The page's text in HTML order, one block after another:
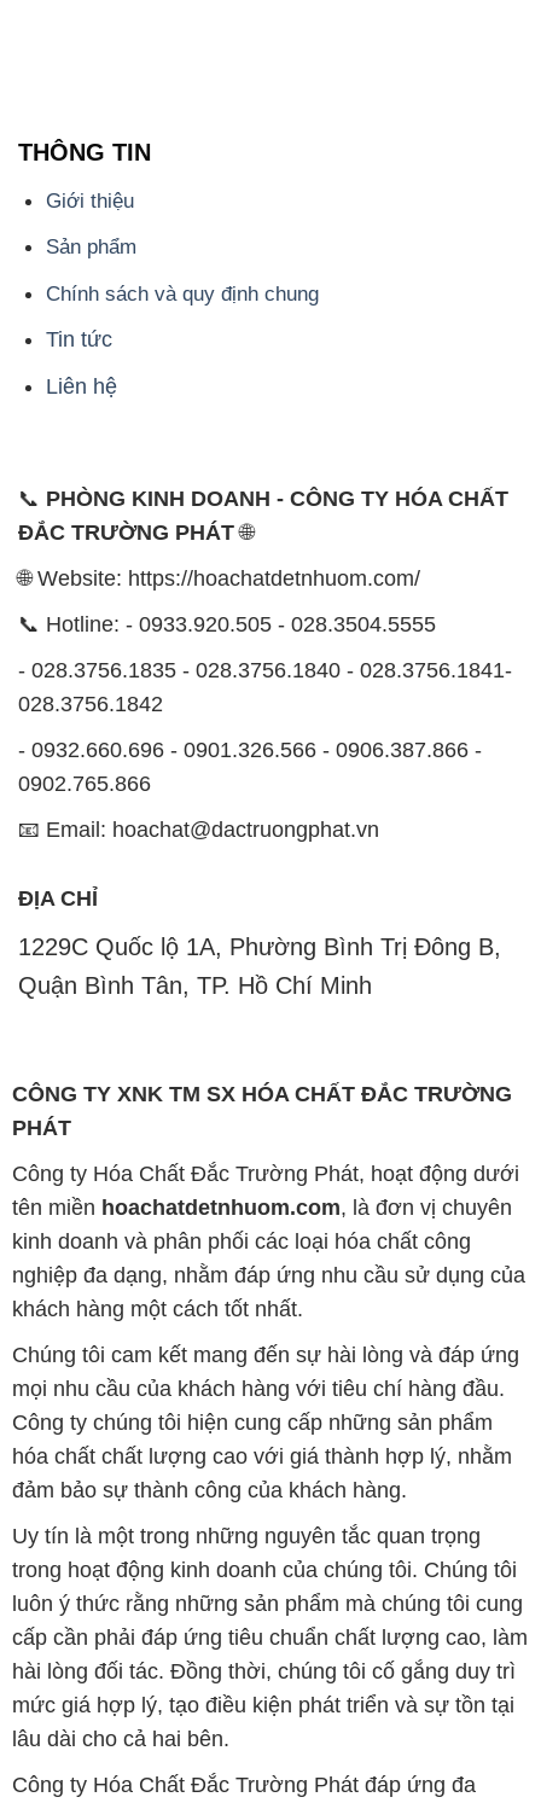
THÔNG TIN
Giới thiệu
Sản phẩm
Chính sách và quy định chung
Tin tức
Liên hệ
📞 PHÒNG KINH DOANH - CÔNG TY HÓA CHẤT
ĐẮC TRƯỜNG PHÁT🌐
🌐 Website: https://hoachatdetnhuom.com/
📞 Hotline: - 0933.920.505 - 028.3504.5555
- 028.3756.1835 - 028.3756.1840 - 028.3756.1841-
028.3756.1842
- 0932.660.696 - 0901.326.566 - 0906.387.866 -
0902.765.866
📧 Email: hoachat@dactruongphat.vn
ĐỊA CHỈ
1229C Quốc lộ 1A, Phường Bình Trị Đông B,
Quận Bình Tân, TP. Hồ Chí Minh
CÔNG TY XNK TM SX HÓA CHẤT ĐẮC TRƯỜNG
PHÁT
Công ty Hóa Chất Đắc Trường Phát, hoạt động dưới
tên miền hoachatdetnhuom.com, là đơn vị chuyên
kinh doanh và phân phối các loại hóa chất công
nghiệp đa dạng, nhằm đáp ứng nhu cầu sử dụng của
khách hàng một cách tốt nhất.
Chúng tôi cam kết mang đến sự hài lòng và đáp ứng
mọi nhu cầu của khách hàng với tiêu chí hàng đầu.
Công ty chúng tôi hiện cung cấp những sản phẩm
hóa chất chất lượng cao với giá thành hợp lý, nhằm
đảm bảo sự thành công của khách hàng.
Uy tín là một trong những nguyên tắc quan trọng
trong hoạt động kinh doanh của chúng tôi. Chúng tôi
luôn ý thức rằng những sản phẩm mà chúng tôi cung
cấp cần phải đáp ứng tiêu chuẩn chất lượng cao, làm
hài lòng đối tác. Đồng thời, chúng tôi cố gắng duy trì
mức giá hợp lý, tạo điều kiện phát triển và sự tồn tại
lâu dài cho cả hai bên.
Công ty Hóa Chất Đắc Trường Phát đáp ứng đa